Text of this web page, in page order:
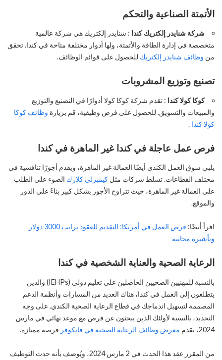
الأتمتة الصناعية والتحكم
شركة شنايدر إلكتريك كندا : شنايدر إلكتريك هي شركة عالمية
متخصصة في إدارة الطاقة والأتمتة، ولها أدوار مختلفة متاحة في كندا. تحقق
من وظائف شنايدر إلكتريك للحصول على قوائم الوظائف.
تصنيع وتوزيع المشروبات
كوكا كولا كندا : تقدم شركة كوكا كولا أدوارًا في التصنيع والتوزيع
والمبيعات والتسويق. للحصول على فرص وظيفية، قم بزيارة وظائف كوكا
كولا كندا .
فرص عمل عاجلة في كندا غير الماهرة في كندا
يلبي سوق العمل الكندي أيضًا العمالة غير الماهرة، ويقدم أجورًا تنافسية في
مختلف القطاعات. تسلط شركات مثل كيمبرلي كلارك الضوء على الطلب
على العمالة غير الماهرة، حيث تتراوح الأجور بشكل كبير بناءً على الدور
والموقع.
اقرأ أيضًا:
فرص العمل في أمريكا: التقديم للعقود براتب 3000 دولار
وتأشيرة مجانية
الرعاية الصحية والعناية الشخصية في كندا
بالنسبة للمهنيين الصحيين الحاصلين على تعليم دولي (IEHPs) والذين
يتطلعون إلى العمل في كندا، هناك العديد من المسارات وأنظمة الدعم
المصممة لتسهيل اندماجك في قطاع الرعاية الصحية الكندي. على وجه
التحديد، بالنسبة لأولئك الذين يبحثون عن فرص مع موعد نهائي في مارس
2024، يقدم
معرض وظائف الرعاية الصحية في فانكوفر فرصة ممتازة.
من المقرر عقد هذا الحدث في 2 مارس 2024، ويُوصف بأنه حدث التوظيف